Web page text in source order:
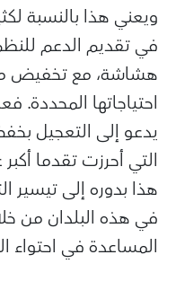
ويعني هذا بالنسبة
في تقديم الدعم
هشاشة، مع تخفيض
احتياجاتها المحددة.
يدعو إلى التعجيل
التي أحرزت تقدما
هذا بدوره إلى تيسير
في هذه البلدان من
المساعدة في